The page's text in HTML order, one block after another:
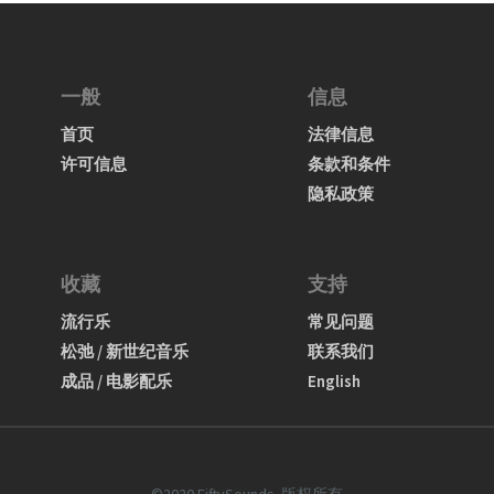
一般
首页
许可信息
信息
法律信息
条款和条件
隐私政策
收藏
流行乐
松弛 / 新世纪音乐
成品 / 电影配乐
支持
常见问题
联系我们
English